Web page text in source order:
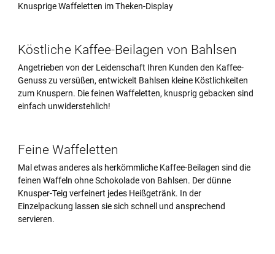
Knusprige Waffeletten im Theken-Display
Köstliche Kaffee-Beilagen von Bahlsen
Angetrieben von der Leidenschaft Ihren Kunden den Kaffee-
Genuss zu versüßen, entwickelt Bahlsen kleine Köstlichkeiten
zum Knuspern. Die feinen Waffeletten, knusprig gebacken sind
einfach unwiderstehlich!
Feine Waffeletten
Mal etwas anderes als herkömmliche Kaffee-Beilagen sind die
feinen Waffeln ohne Schokolade von Bahlsen. Der dünne
Knusper-Teig verfeinert jedes Heißgetränk. In der
Einzelpackung lassen sie sich schnell und ansprechend
servieren.